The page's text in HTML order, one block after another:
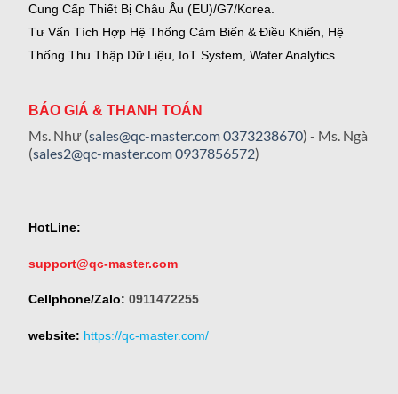
Cung Cấp Thiết Bị Châu Âu (EU)/G7/Korea.
Tư Vấn Tích Hợp Hệ Thống Cảm Biến & Điều Khiển, Hệ
Thống Thu Thập Dữ Liệu, IoT System, Water Analytics.
BÁO GIÁ & THANH TOÁN
Ms. Như (sales@qc-master.com0373238670) - Ms. Ngà
(sales2@qc-master.com0937856572)
HotLine:
support@qc-master.com
Cellphone/Zalo: 0911472255
website: https://qc-master.com/